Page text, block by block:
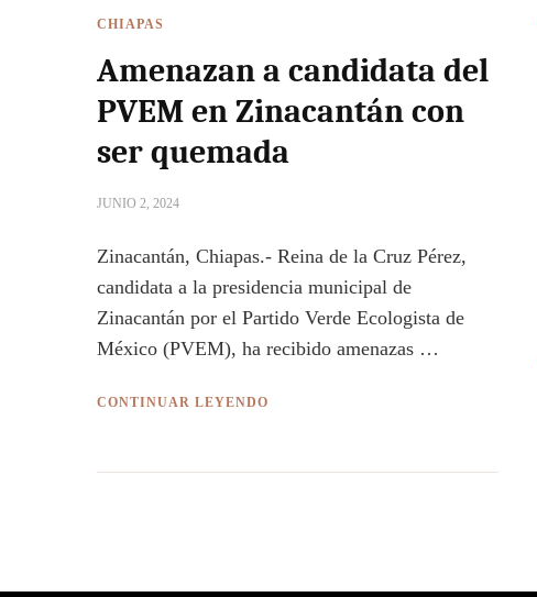
CHIAPAS
Amenazan a candidata del
PVEM en Zinacantán con
ser quemada
JUNIO 2, 2024
Zinacantán, Chiapas.- Reina de la Cruz Pérez,
candidata a la presidencia municipal de
Zinacantán por el Partido Verde Ecologista de
México (PVEM), ha recibido amenazas …
CONTINUAR LEYENDO